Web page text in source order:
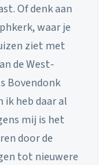
Of denk aan
waar je
ziet met
de West-
Bovendonk
ik heb daar al
mij is het
door de
tot nieuwere